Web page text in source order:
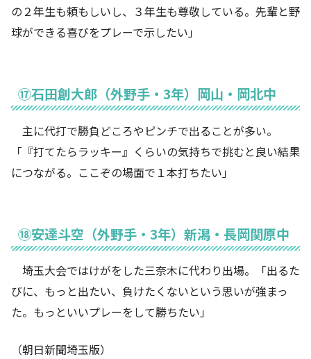
の２年生も頼もしいし、３年生も尊敬している。先輩と野
球ができる喜びをプレーで示したい」
⑰石田創大郎（外野手・3年）岡山・岡北中
主に代打で勝負どころやピンチで出ることが多い。
「『打てたらラッキー』くらいの気持ちで挑むと良い結果
につながる。ここぞの場面で１本打ちたい」
⑱安達斗空（外野手・3年）新潟・長岡関原中
埼玉大会ではけがをした三奈木に代わり出場。「出るた
びに、もっと出たい、負けたくないという思いが強まっ
た。もっといいプレーをして勝ちたい」
（朝日新聞埼玉版）